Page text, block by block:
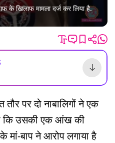
के खिलाफ मामला दर्ज कर लिया है.
पर दो नाबालिगों ने एक
कि उसकी एक आंख की
मां-बाप ने आरोप लगाया है